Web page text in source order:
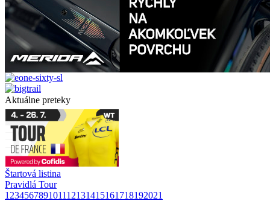
Aktuálne preteky
Štartová listina
Pravidlá Tour
1 23456789101112131415161718192021